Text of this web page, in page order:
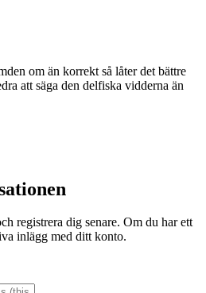
om än korrekt så låter det bättre
att säga den delfiska vidderna än
registrera dig senare. Om du har ett
inlägg med ditt konto.